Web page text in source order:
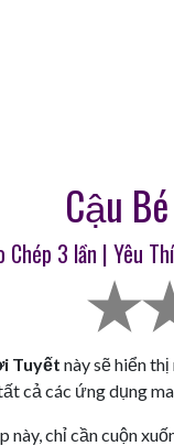
Cậu
Chép 3 lần | Yêu
Tuyết này sẽ hiển
cả các ứng dụng
chỉ cần cuộn